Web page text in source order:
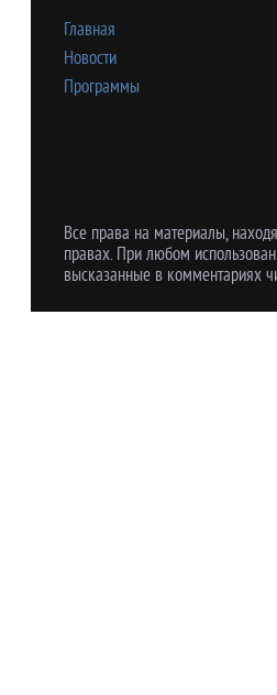
Главная
Новости
Программы
Все права на материалы,
правах. При любом
высказанные в комментариях